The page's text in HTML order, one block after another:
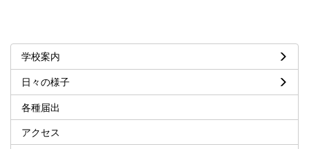
学校案内
日々の様子
各種届出
アクセス